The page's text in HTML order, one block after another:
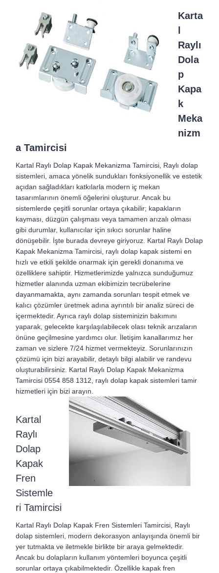
Karta
Raylı
Dola
p
Kapa
k
Meka
nizm
a Tamircisi
Kartal Raylı Dolap Kapak Mekanizma Tamircisi, Raylı dolap
sistemleri, amaca yönelik sundukları fonksiyonellik ve estetik
açıdan sağladıkları katkılarla modern iç mekan
tasarımlarının önemli öğelerini oluşturur. Ancak bu
sistemlerde çeşitli sorunlar ortaya çıkabilir; kapakların
kayması, düzgün çalışması veya tamamen arızalı olması
gibi durumlar, kullanıcılar için sıkıcı sorunlar haline
dönüşebilir. İşte burada devreye giriyoruz. Kartal Raylı Dolap
Kapak Mekanizma Tamircisi, raylı dolap kapak sistemi en
hızlı ve etkili şekilde onarmak için gerekli donanıma ve
özelliklere sahiptir. Hizmetlerimizde yalnızca sunduğumuz
hizmetler alanında uzman ekibimizin tecrübelerine
dayanmamakta, aynı zamanda sorunları tespit etmek ve
kalıcı çözümler üretmek adına ayrıntılı bir analiz süreci de
içermektedir. Ayrıca raylı dolap sisteminizin bakımını
yaparak, gelecekte karşılaşılabilecek olası teknik arızaların
önüne geçilmesine yardımcı olur. İletişim kanallarımız her
zaman ve sizlere 7/24 hizmet vermekteyiz. Sorunlarınızın
çözümü için bizi arayabilir, detaylı bilgi alabilir ve randevu
oluşturabilirsiniz. Kartal Raylı Dolap Kapak Mekanizma
Tamircisi 0554 858 1312, raylı dolap kapak sistemleri tamir
hizmetleri için bizi arayın.
Kartal
Raylı
Dolap
Kapak
Fren
Sistemle
ri Tamircisi
Kartal Raylı Dolap Kapak Fren Sistemleri Tamircisi, Raylı
dolap sistemleri, modern dekorasyon anlayışında önemli bir
yer tutmakta ve iletmekle birlikte bir araya gelmektedir.
Ancak bu dolapların kullanım yöntemleri boyunca çeşitli
sorunlar ortaya çıkabilmektedir. Özellikle kapak fren